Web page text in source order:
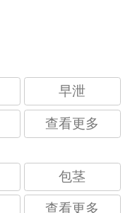
早泄
查看更多
包茎
查看更多